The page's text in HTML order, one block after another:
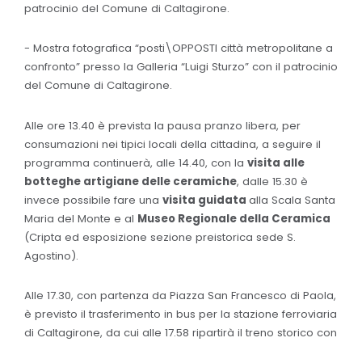
patrocinio del Comune di Caltagirone.
- Mostra fotografica “posti\OPPOSTI città metropolitane a
confronto” presso la Galleria “Luigi Sturzo” con il patrocinio
del Comune di Caltagirone.
Alle ore 13.40 è prevista la pausa pranzo libera, per
consumazioni nei tipici locali della cittadina, a seguire il
programma continuerà, alle 14.40, con la visita alle
botteghe artigiane delle ceramiche, dalle 15.30 è
invece possibile fare una visita guidata alla Scala Santa
Maria del Monte e al Museo Regionale della Ceramica
(Cripta ed esposizione sezione preistorica sede S.
Agostino).
Alle 17.30, con partenza da Piazza San Francesco di Paola,
è previsto il trasferimento in bus per la stazione ferroviaria
di Caltagirone, da cui alle 17.58 ripartirà il treno storico con